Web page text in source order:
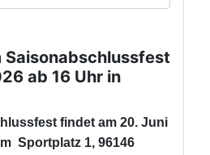
Saisonabschlussfest
ab 16 Uhr in
findet am 20. Juni
Sportplatz 1, 96146